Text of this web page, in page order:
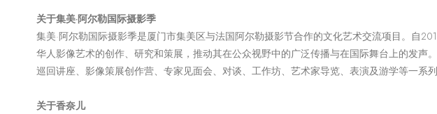
关于集美·阿尔勒国际摄影季
集美·阿尔勒国际摄影季是厦门市集美区与法国阿尔勒摄影节合作的文化艺术交流项目。自
华人影像艺术的创作、研究和策展，推动其在公众视野中的广泛传播与在国际舞台上的发
巡回讲座、影像策展创作营、专家见面会、对谈、工作坊、艺术家导览、表演及游学等一系
关于香奈儿